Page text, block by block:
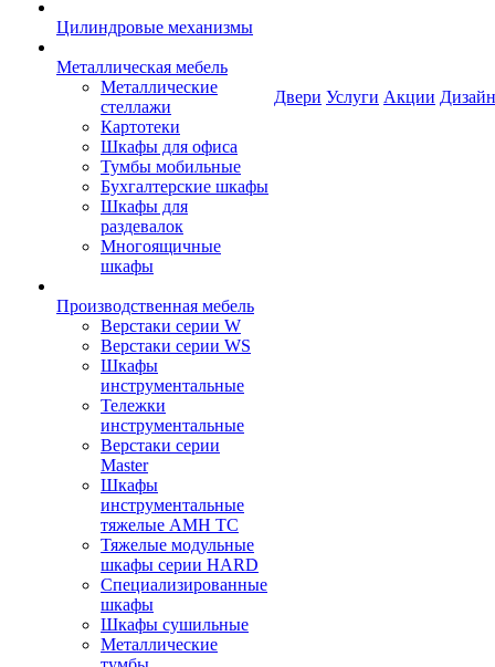
Цилиндровые механизмы
Металлическая мебель
Металлические
стеллажи
Картотеки
Шкафы для офиса
Тумбы мобильные
Бухгалтерские шкафы
Шкафы для
раздевалок
Многоящичные
шкафы
Производственная мебель
Верстаки серии W
Верстаки серии WS
Шкафы
инструментальные
Тележки
инструментальные
Верстаки серии
Master
Шкафы
инструментальные
тяжелые AMH TC
Тяжелые модульные
шкафы серии HARD
Cпециализированные
шкафы
Шкафы сушильные
Металлические
Двери Услуги Акции